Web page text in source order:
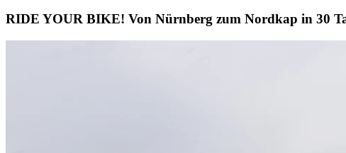
RIDE YOUR BIKE! Von Nürnberg zum Nordkap in 30